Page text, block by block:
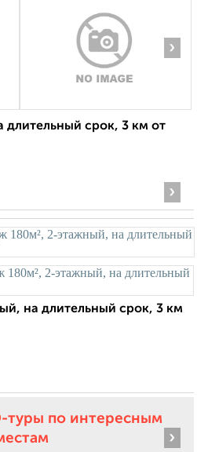
›
срок, 3 км от
›
на длительный срок, 3 км
туры по интересным
›